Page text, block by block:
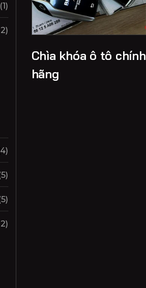
Chìa khóa ô tô chính
hãng
(1)